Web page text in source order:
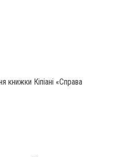
Кіпіані «Справа